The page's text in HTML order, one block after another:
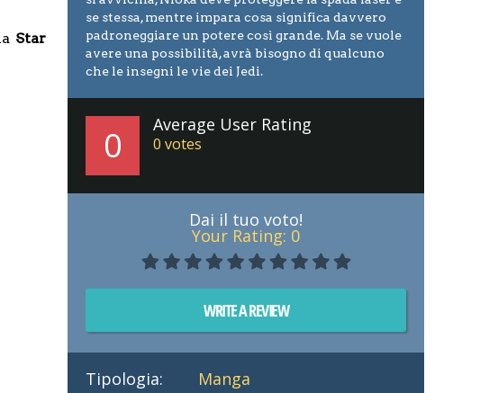
Star
se stessa, mentre impara cosa significa davvero
padroneggiare un potere così grande. Ma se vuole
avere una possibilità, avrà bisogno di qualcuno
che le insegni le vie dei Jedi.
0 Average User Rating
0 votes
Dai il tuo voto!
Your Rating: 0
WRITE A REVIEW
Tipologia:
Manga